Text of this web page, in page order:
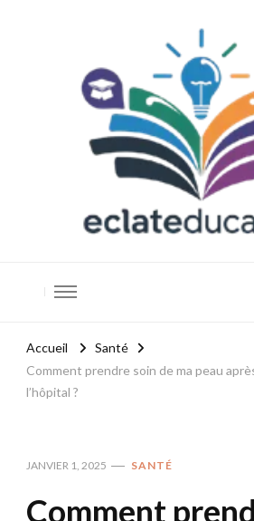
Accueil
Santé
Comment prendre soin de ma peau
l’hôpital ?
JANVIER 1, 2025 SANTÉ
Comment